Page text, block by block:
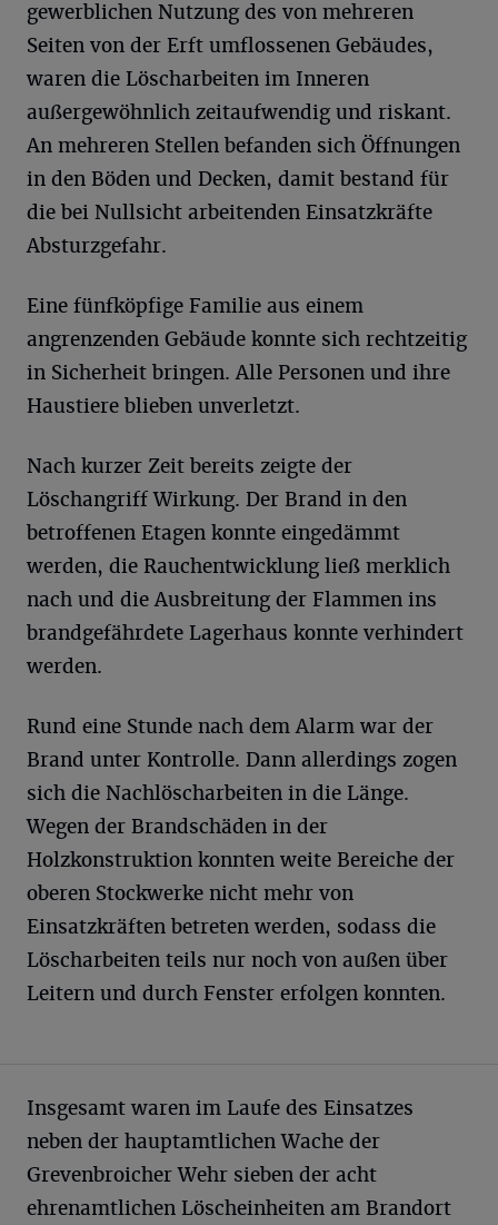
gewerblichen Nutzung des von mehreren
Seiten von der Erft umflossenen Gebäudes,
waren die Löscharbeiten im Inneren
außergewöhnlich zeitaufwendig und riskant.
An mehreren Stellen befanden sich Öffnungen
in den Böden und Decken, damit bestand für
die bei Nullsicht arbeitenden Einsatzkräfte
Absturzgefahr.
Eine fünfköpfige Familie aus einem
angrenzenden Gebäude konnte sich rechtzeitig
in Sicherheit bringen. Alle Personen und ihre
Haustiere blieben unverletzt.
Nach kurzer Zeit bereits zeigte der
Löschangriff Wirkung. Der Brand in den
betroffenen Etagen konnte eingedämmt
werden, die Rauchentwicklung ließ merklich
nach und die Ausbreitung der Flammen ins
brandgefährdete Lagerhaus konnte verhindert
werden.
Rund eine Stunde nach dem Alarm war der
Brand unter Kontrolle. Dann allerdings zogen
sich die Nachlöscharbeiten in die Länge.
Wegen der Brandschäden in der
Holzkonstruktion konnten weite Bereiche der
oberen Stockwerke nicht mehr von
Einsatzkräften betreten werden, sodass die
Löscharbeiten teils nur noch von außen über
Leitern und durch Fenster erfolgen konnten.
Insgesamt waren im Laufe des Einsatzes
neben der hauptamtlichen Wache der
Grevenbroicher Wehr sieben der acht
ehrenamtlichen Löscheinheiten am Brandort